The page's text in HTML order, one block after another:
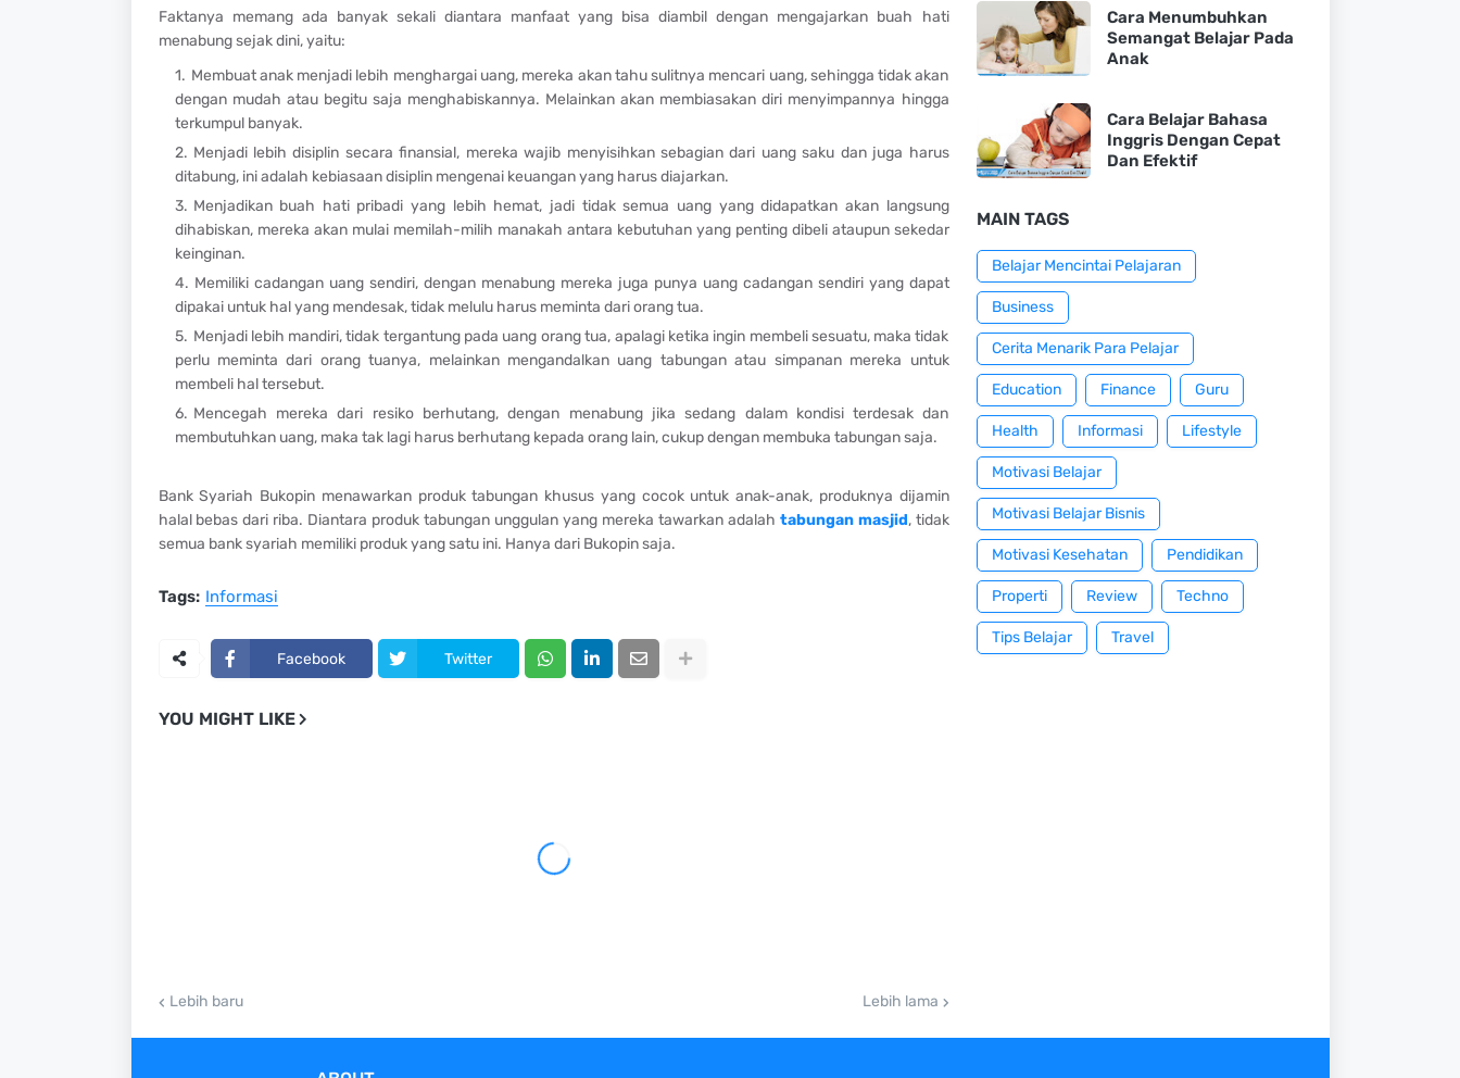
Faktanya memang ada banyak sekali diantara manfaat yang bisa diambil dengan mengajarkan buah hati
menabung sejak dini, yaitu:
Membuat anak menjadi lebih menghargai uang, mereka akan tahu sulitnya mencari uang, sehingga tidak akan
dengan mudah atau begitu saja menghabiskannya. Melainkan akan membiasakan diri menyimpannya hingga
terkumpul banyak.
Menjadi lebih disiplin secara finansial, mereka wajib menyisihkan sebagian dari uang saku dan juga harus
ditabung, ini adalah kebiasaan disiplin mengenai keuangan yang harus diajarkan.
Menjadikan buah hati pribadi yang lebih hemat, jadi tidak semua uang yang didapatkan akan langsung
dihabiskan, mereka akan mulai memilah-milih manakah antara kebutuhan yang penting dibeli ataupun sekedar
keinginan.
Memiliki cadangan uang sendiri, dengan menabung mereka juga punya uang cadangan sendiri yang dapat
dipakai untuk hal yang mendesak, tidak melulu harus meminta dari orang tua.
Menjadi lebih mandiri, tidak tergantung pada uang orang tua, apalagi ketika ingin membeli sesuatu, maka tidak
perlu meminta dari orang tuanya, melainkan mengandalkan uang tabungan atau simpanan mereka untuk
membeli hal tersebut.
Mencegah mereka dari resiko berhutang, dengan menabung jika sedang dalam kondisi terdesak dan
membutuhkan uang, maka tak lagi harus berhutang kepada orang lain, cukup dengan membuka tabungan saja.
Bank Syariah Bukopin menawarkan produk tabungan khusus yang cocok untuk anak-anak, produknya dijamin
halal bebas dari riba. Diantara produk tabungan unggulan yang mereka tawarkan adalah tabungan masjid, tidak
semua bank syariah memiliki produk yang satu ini. Hanya dari Bukopin saja.
Tags: Informasi
Facebook Twitter
YOU MIGHT LIKE
Lebih baru Lebih lama
Cara Menumbuhkan
Semangat Belajar Pada
Anak
Cara Belajar Bahasa
Inggris Dengan Cepat
Dan Efektif
MAIN TAGS
Belajar Mencintai Pelajaran
Business
Cerita Menarik Para Pelajar
Education Finance Guru
Health Informasi Lifestyle
Motivasi Belajar
Motivasi Belajar Bisnis
Motivasi Kesehatan Pendidikan
Properti Review Techno
Tips Belajar Travel